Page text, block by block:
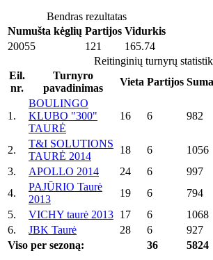
Bendras rezultatas
Numušta kėglių Partijos Vidurkis
20055
121
165.74
Reitinginių turnyrų
Eil.
nr.
Turnyro
pavadinimas
Vieta Partijos Suma
1.
BOULINGO
KLUBO "300"
TAURĖ
16 6 982
2.
T&I SOLUTIONS
TAURĖ 2014
18 6 1056
3.
APOLLO 2014 24 6 997
4.
PAJŪRIO Taurė
2013
19 6 794
5.
VICHY taurė 2013 17 6 1068
6.
JBK Taurė 28 6 927
Viso per sezoną:
36 5824